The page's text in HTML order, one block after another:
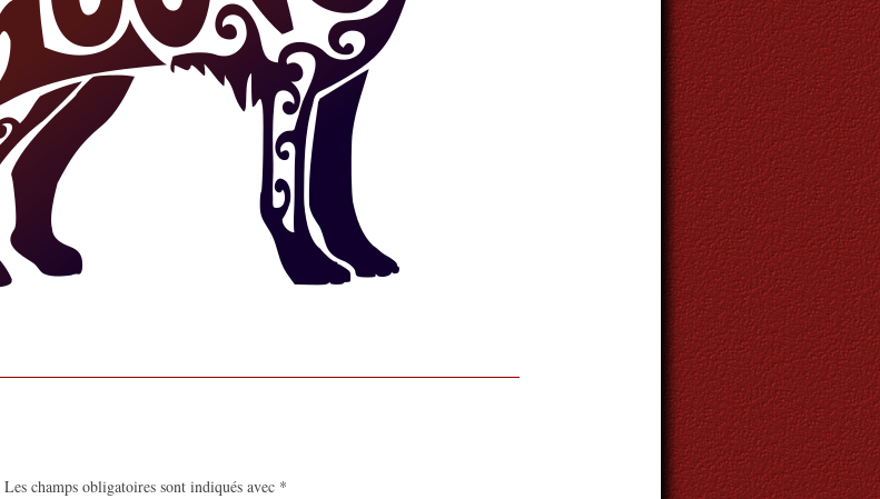
Les champs obligatoires sont indiqués avec *